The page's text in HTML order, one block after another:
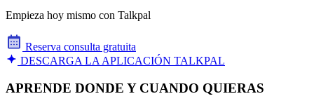
Empieza hoy mismo con Talkpal
Reserva consulta gratuita
DESCARGA LA APLICACIÓN TALKPAL
APRENDE DONDE Y CUANDO QUIERAS